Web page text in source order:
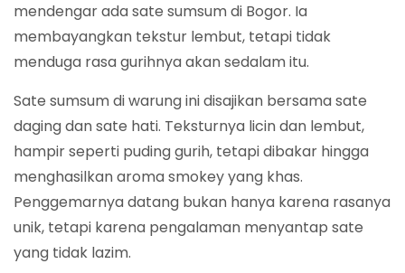
mendengar ada sate sumsum di Bogor. Ia
membayangkan tekstur lembut, tetapi tidak
menduga rasa gurihnya akan sedalam itu.
Sate sumsum di warung ini disajikan bersama sate
daging dan sate hati. Teksturnya licin dan lembut,
hampir seperti puding gurih, tetapi dibakar hingga
menghasilkan aroma smokey yang khas.
Penggemarnya datang bukan hanya karena rasanya
unik, tetapi karena pengalaman menyantap sate
yang tidak lazim.